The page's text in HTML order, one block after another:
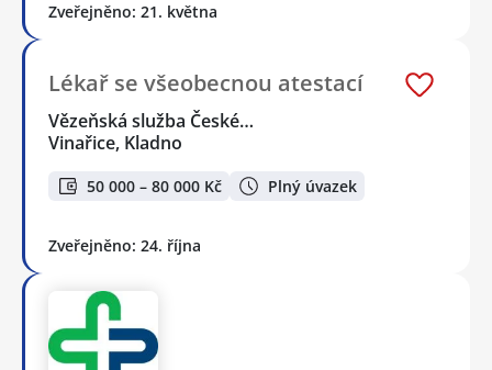
Zveřejněno: 21. května
Lékař se všeobecnou atestací
Vězeňská služba České…
Vinařice, Kladno
50 000 – 80 000 Kč Plný úvazek
Zveřejněno: 24. října